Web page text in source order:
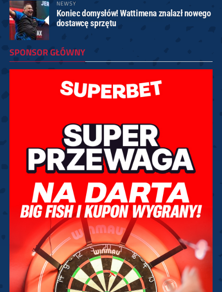
NEWSY
Koniec domysłów! Wattimena znalazł nowego
dostawcę sprzętu
SPONSOR GŁÓWNY